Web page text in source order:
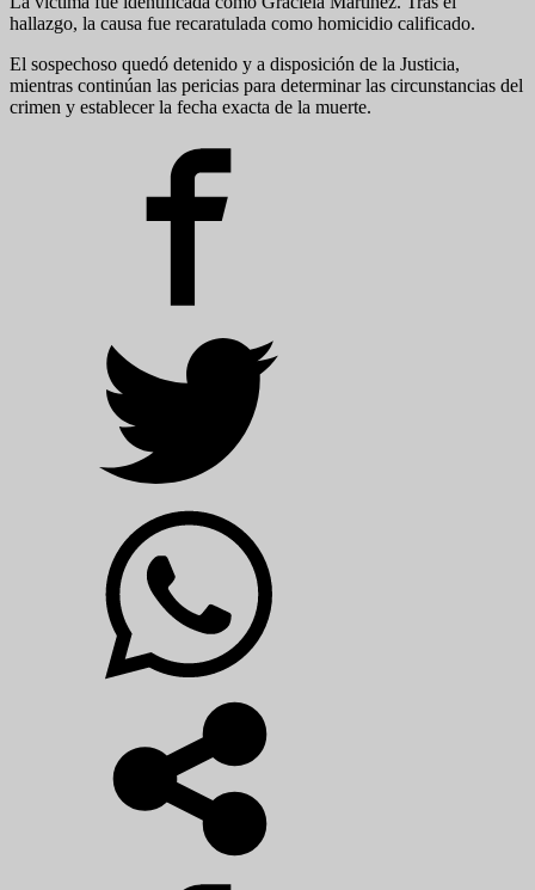
hallazgo, la causa fue recaratulada como homicidio calificado.
El sospechoso quedó detenido y a disposición de la Justicia,
mientras continúan las pericias para determinar las circunstancias del
crimen y establecer la fecha exacta de la muerte.